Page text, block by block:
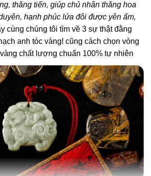
thăng tiến, giúp chủ nhân thăng hoa
hạnh phúc lứa đôi được yên ấm,
cùng chúng tôi tìm về 3 sự thật đằng
anh tóc vàng! cũng cách chọn vòng
chất lượng chuẩn 100% tự nhiên